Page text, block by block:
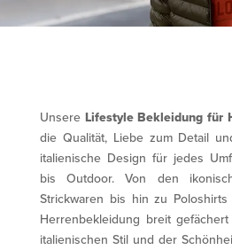
Unsere Lifestyle Bekleidung für
die Qualität, Liebe zum Detail
italienische Design für jedes
bis Outdoor. Von den
Strickwaren bis hin zu
Herrenbekleidung breit
italienischen Stil und der